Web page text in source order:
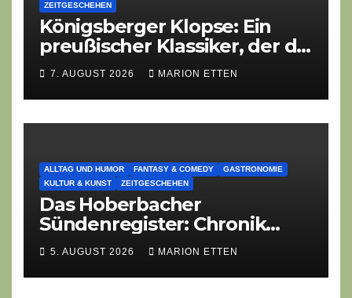
ZEITGESCHEHEN
Königsberger Klopse: Ein
preußischer Klassiker, der die
Zeiten überdauert
7. AUGUST 2026 MARION ETTEN
ALLTAG UND HUMOR FANTASY & COMEDY
GASTRONOMIE
KULTUR & KUNST
ZEITGESCHEHEN
Das Hoberbacher
Sündenregister: Chronik
eines angekündigten
Dorffest-Debakels
5. AUGUST 2026 MARION ETTEN